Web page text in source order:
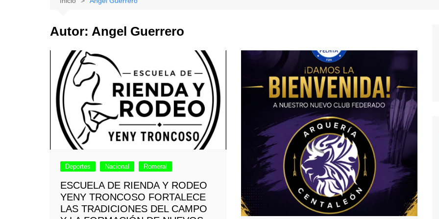
Tenis
Voleibol
Gimnasia
Licantén
Teno
Vichuquén
Autor: Angel Guerrero
Deportes Nacional Romeral
ESCUELA DE RIENDA Y RODEO
YENY TRONCOSO FORTALECE
LAS TRADICIONES DEL CAMPO